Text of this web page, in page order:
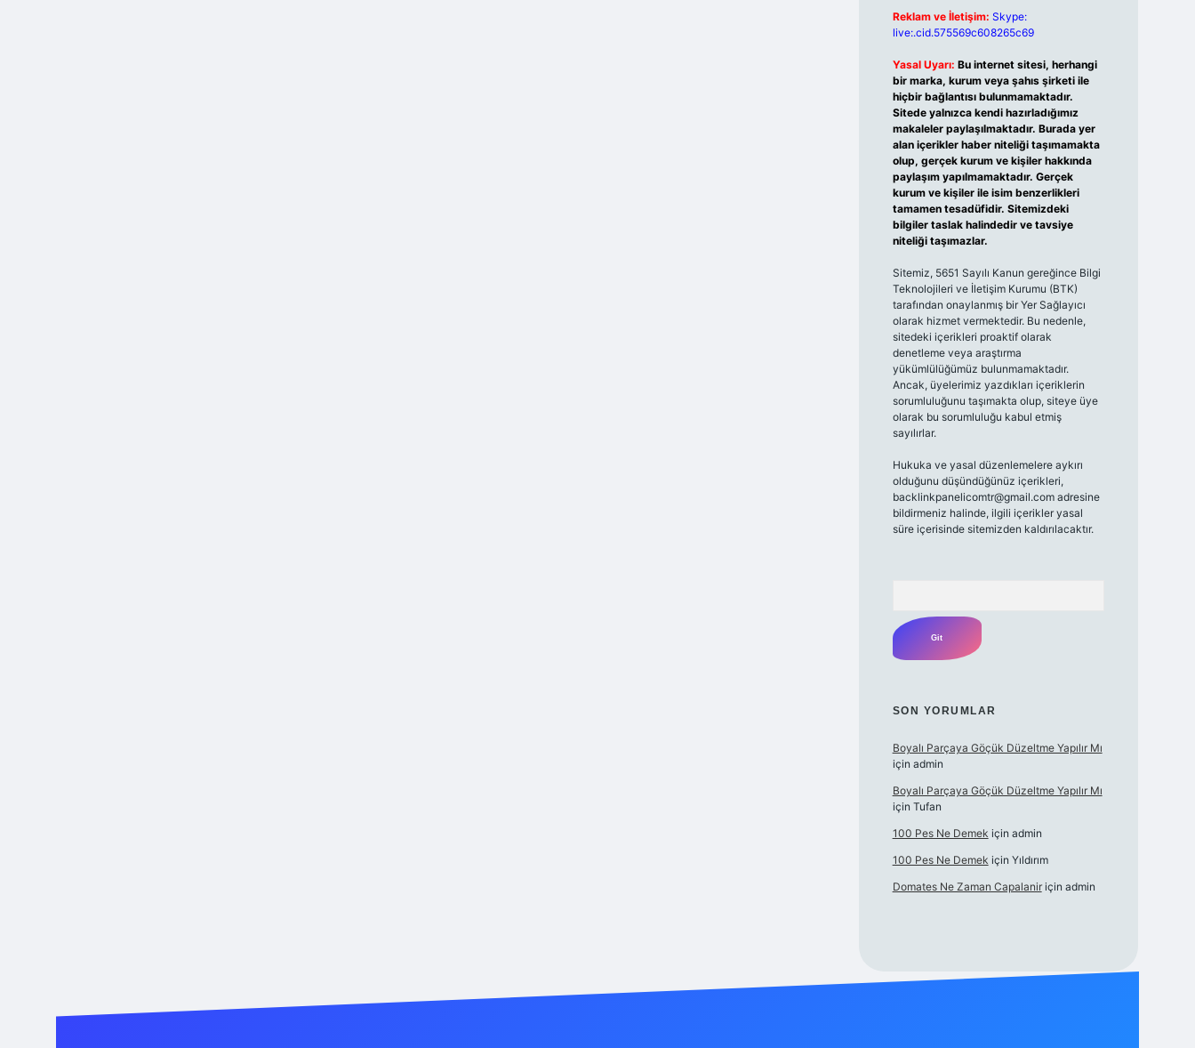
Reklam ve İletişim: Skype:
live:.cid.575569c608265c69
Yasal Uyarı: Bu internet sitesi, herhangi
bir marka, kurum veya şahıs şirketi ile
hiçbir bağlantısı bulunmamaktadır.
Sitede yalnızca kendi hazırladığımız
makaleler paylaşılmaktadır. Burada yer
alan içerikler haber niteliği taşımamakta
olup, gerçek kurum ve kişiler hakkında
paylaşım yapılmamaktadır. Gerçek
kurum ve kişiler ile isim benzerlikleri
tamamen tesadüfidir. Sitemizdeki
bilgiler taslak halindedir ve tavsiye
niteliği taşımazlar.
Sitemiz, 5651 Sayılı Kanun gereğince Bilgi
Teknolojileri ve İletişim Kurumu (BTK)
tarafından onaylanmış bir Yer Sağlayıcı
olarak hizmet vermektedir. Bu nedenle,
sitedeki içerikleri proaktif olarak
denetleme veya araştırma
yükümlülüğümüz bulunmamaktadır.
Ancak, üyelerimiz yazdıkları içeriklerin
sorumluluğunu taşımakta olup, siteye üye
olarak bu sorumluluğu kabul etmiş
sayılırlar.
Hukuka ve yasal düzenlemelere aykırı
olduğunu düşündüğünüz içerikleri,
backlinkpanelicomtr@gmail.comadresine
bildirmeniz halinde, ilgili içerikler yasal
süre içerisinde sitemizden kaldırılacaktır.
SON YORUMLAR
Boyalı Parçaya Göçük Düzeltme Yapılır Mı
için admin
Boyalı Parçaya Göçük Düzeltme Yapılır Mı
için Tufan
100 Pes Ne Demek için admin
100 Pes Ne Demek için Yıldırım
Domates Ne Zaman Capalaniriçin admin